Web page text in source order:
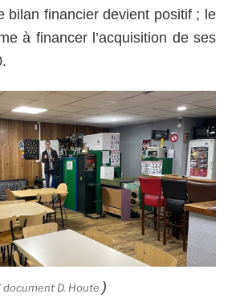
bilan financier devient positif ; le
à financer l’acquisition de ses
D. Houte )